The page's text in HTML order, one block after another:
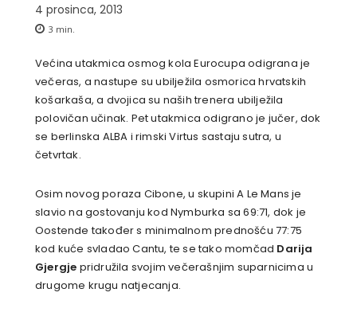
4 prosinca, 2013
3 min.
Većina utakmica osmog kola Eurocupa odigrana je
večeras, a nastupe su ubilježila osmorica hrvatskih
košarkaša, a dvojica su naših trenera ubilježila
polovičan učinak. Pet utakmica odigrano je jučer, dok
se berlinska ALBA i rimski Virtus sastaju sutra, u
četvrtak.
Osim novog poraza Cibone, u skupini A Le Mans je
slavio na gostovanju kod Nymburka sa 69:71, dok je
Oostende također s minimalnom prednošću 77:75
kod kuće svladao Cantu, te se tako momčad Darija
Gjergje pridružila svojim večerašnjim suparnicima u
drugome krugu natjecanja.